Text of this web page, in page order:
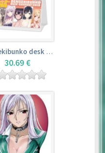
Dengekibunko desk calendar 2018
30.69 €